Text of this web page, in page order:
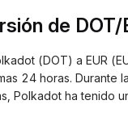
de DOT/
(DOT) a EUR
24 horas. Durante
Polkadot ha tenido